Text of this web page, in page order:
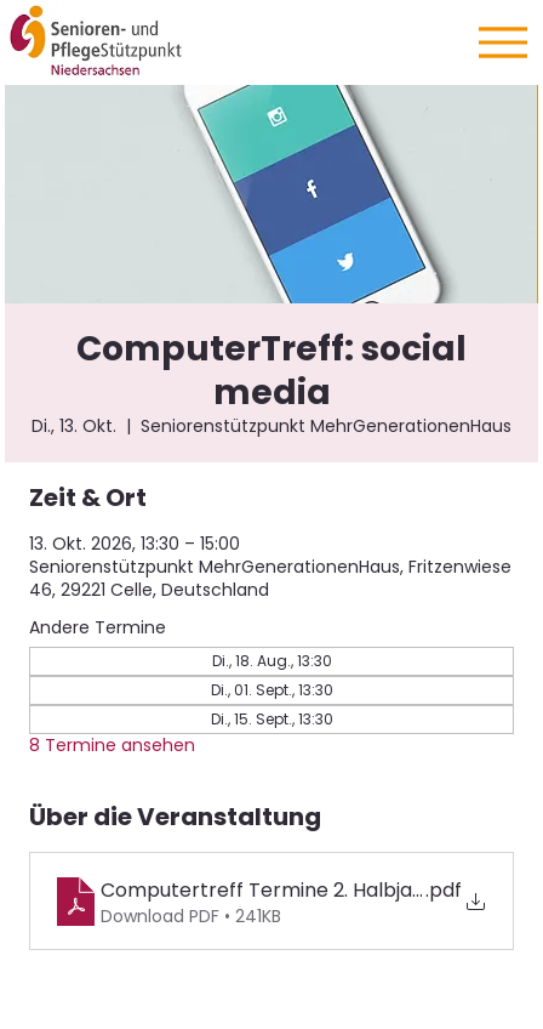
ComputerTreff: social
media
Di., 13. Okt.
  |
Seniorenstützpunkt MehrGenerationenHaus
Zeit & Ort
13. Okt. 2026, 13:30 – 15:00
Seniorenstützpunkt MehrGenerationenHaus, Fritzenwiese
46, 29221 Celle, Deutschland
Andere Termine
Di., 18. Aug., 13:30
Di., 01. Sept., 13:30
Di., 15. Sept., 13:30
8 Termine ansehen
Über die Veranstaltung
Computertreff Termine 2. Halbjahr 2026
.pdf
Download PDF • 241KB